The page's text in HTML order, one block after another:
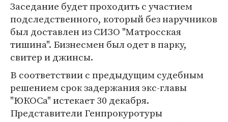
Заседание будет проходить с участием
подследственного, который без наручников
был доставлен из СИЗО "Матросская
тишина". Бизнесмен был одет в парку,
свитер и джинсы.
В соответствии с предыдущим судебным
решением срок задержания экс-главы
"ЮКОСа" истекает 30 декабря.
Представители Генпрокуротуры